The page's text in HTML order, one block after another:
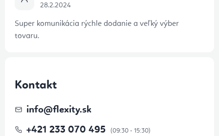
28.2.2024
Super komunikácia rýchle dodanie a veľký výber
tovaru.
Kontakt
info@flexity.sk
+421 233 070 495